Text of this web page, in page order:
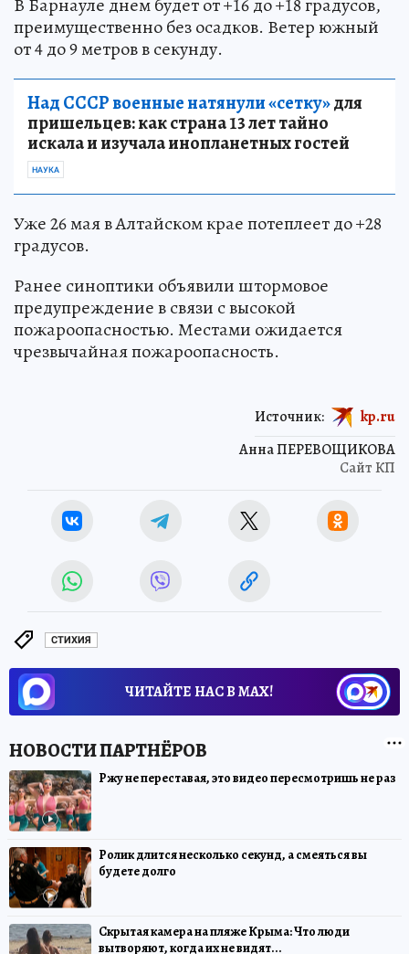
преимущественно без осадков. Ветер южный
от 4 до 9 метров в секунду.
Над СССР военные натянули «сетку»для
пришельцев: как страна 13 лет тайно
искала и изучала инопланетных гостей
НАУКА
Уже 26 мая в Алтайском крае потеплеет до +28
градусов.
Ранее синоптики объявили штормовое
предупреждение в связи с высокой
пожароопасностью. Местами ожидается
чрезвычайная пожароопасность.
Анна ПЕРЕВОЩИКОВА
Сайт КП
Источник: kp.ru
СТИХИЯ
ЧИТАЙТЕ НАС В МАХ!
Ржу не переставая, это видео пересмотришь не раз
Ролик длится несколько секунд, а смеяться вы
будете долго
Скрытая камера на пляже Крыма: Что люди
вытворяют, когда их не видят...